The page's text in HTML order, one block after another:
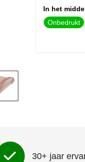
In het
Onbedrukt
30+ jaar